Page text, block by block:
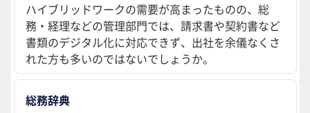
ハイブリッドワークの需要が高まったものの、総
務・経理などの管理部門では、請求書や契約書など
書類のデジタル化に対応できず、出社を余儀なくさ
れた方も多いのではないでしょうか。
総務辞典